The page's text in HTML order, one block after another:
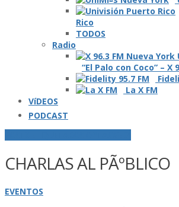
Rico
TODOS
Radio
“El Palo con Coco” – X
La X FM
VíDEOS
PODCAST
CHARLAS AL PÃºBLICO
EVENTOS